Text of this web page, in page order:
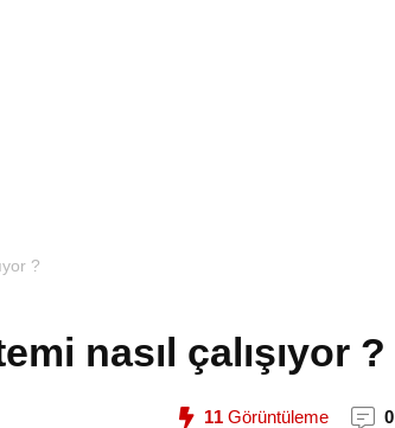
?
nasıl çalışıyor ?
11 Görüntüleme 0